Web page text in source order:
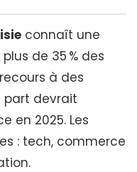
connaît une
de 35 % des
à des
part devrait
en 2025. Les
: tech, commerce